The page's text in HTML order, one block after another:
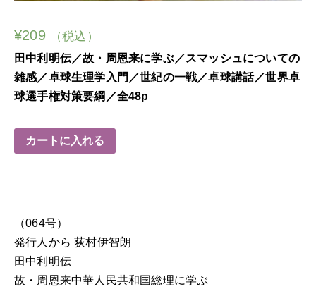
¥209 （税込）
田中利明伝／故・周恩来に学ぶ／スマッシュについての
雑感／卓球生理学入門／世紀の一戦／卓球講話／世界卓
球選手権対策要綱／全48p
カートに入れる
（064号）
発行人から 荻村伊智朗
田中利明伝
故・周恩来中華人民共和国総理に学ぶ